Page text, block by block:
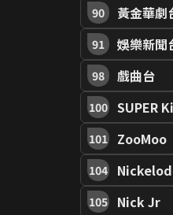
90 黃金華劇
91 娛樂新聞
98 戲曲台
100 SUPER
101 ZooMoo
104
105 Nick Jr